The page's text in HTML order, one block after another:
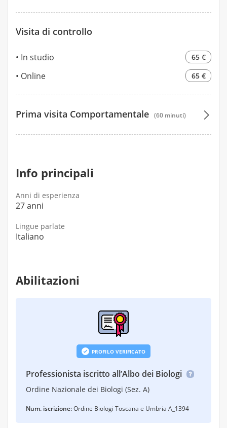
adeguati. Puo' comprendere l'elaborazione di un
analisi della composizione corporea tramite
bioimpedenziometria (particolarmente indicata nei
Visita di controllo
In studio 65 €
Online 65 €
Prima visita Comportamentale (60 minuti)
Info principali
Anni di esperienza
27 anni
Lingue parlate
Italiano
Abilitazioni
PROFILO VERIFICATO
Professionista iscritto all’Albo dei Biologi
Ordine Nazionale dei Biologi (Sez. A)
Num. iscrizione:Ordine Biologi Toscana e Umbria A_1394